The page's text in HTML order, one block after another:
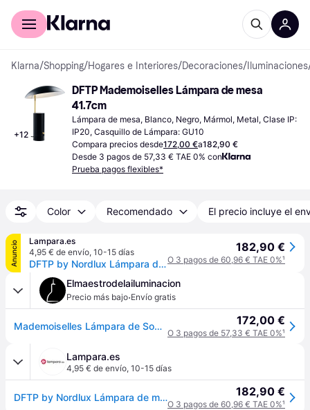
Comprar con Klarna
Klarna/Shopping/Hogares e Interiores/Decoraciones/ Iluminaciones
+12
DFTP Mademoiselles Lámpara de mesa
41.7cm
Lámpara de mesa, Blanco, Negro, Mármol, Metal, Clase IP:
IP20, Casquillo de Lámpara: GU10
Compara precios desde172,00 €a182,90 €
Desde 3 pagos de 57,33 € TAE 0% con
Prueba pagos flexibles*
Color Recomendado El precio incluye el
Anuncio
Lampara.es
4,95 € de envío, 10-15 días
DFTP by Nordlux Lámpara de mesa diseño Mademoiselles, Blanco / Ópalo, Salón / Comedor, Piedra, Diseño, Lámpara de mesa
182,90 €
O 3 pagos de 60,96 € TAE 0%¹
Elmaestrodelailuminacion
Precio más bajo·Envío gratis
Mademoiselles Lámpara de Sobremesa Blanco - DFTP DFTP by Nordlux - Sala de estar / salón - Diseño - Piedra - Con pantalla 172,00 €
O 3 pagos de 57,33 € TAE 0%¹
Lampara.es
4,95 € de envío, 10-15 días
DFTP by Nordlux Lámpara de mesa diseño Mademoiselles, Negro, Salón / Comedor, Piedra, Diseño, Lámpara de mesa 182,90 €
O 3 pagos de 60,96 € TAE 0%¹